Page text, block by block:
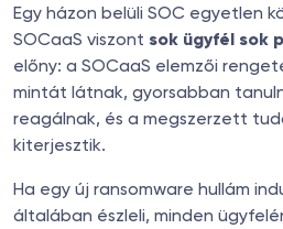
Egy házon belüli SOC egyetlen
SOCaaS viszont sok ügyfél sok
előny: a SOCaaS elemzői
mintát látnak, gyorsabban
reagálnak, és a megszerzett
kiterjesztik.
Ha egy új ransomware hullám
általában észleli, minden